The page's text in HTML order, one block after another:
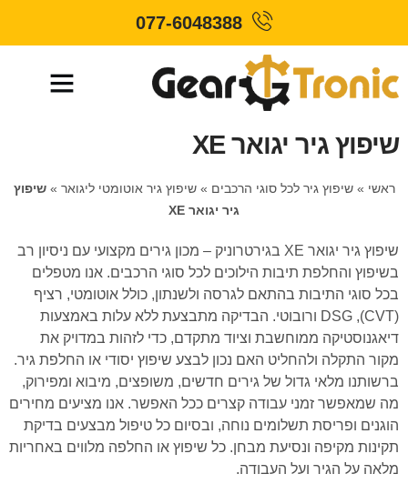
077-6048388
שיפוץ גיר יגואר XE
ראשי »שיפוץ גיר לכל סוגי הרכבים »שיפוץ גיר אוטומטי ליגואר »שיפוץ
גיר יגואר XE
שיפוץ גיר יגואר XE בגירטרוניק – מכון גירים מקצועי עם ניסיון רב
בשיפוץ והחלפת תיבות הילוכים לכל סוגי הרכבים. אנו מטפלים
בכל סוגי התיבות בהתאם לגרסה ולשנתון, כולל אוטומטי, רציף
(CVT), DSG ורובוטי. הבדיקה מתבצעת ללא עלות באמצעות
דיאגנוסטיקה ממוחשבת וציוד מתקדם, כדי לזהות במדויק את
מקור התקלה ולהחליט האם נכון לבצע שיפוץ יסודי או החלפת גיר.
ברשותנו מלאי גדול של גירים חדשים, משופצים, מיבוא ומפירוק,
מה שמאפשר זמני עבודה קצרים ככל האפשר. אנו מציעים מחירים
הוגנים ופריסת תשלומים נוחה, ובסיום כל טיפול מבצעים בדיקת
תקינות מקיפה ונסיעת מבחן. כל שיפוץ או החלפה מלווים באחריות
מלאה על הגיר ועל העבודה.